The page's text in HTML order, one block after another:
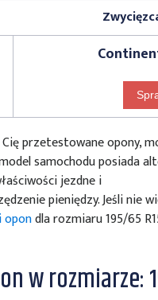
przetestowane opony,
samochodu posiada
jezdne i
pieniędzy. Jeśli nie
opondla rozmiaru 195/65
w rozmiarze: